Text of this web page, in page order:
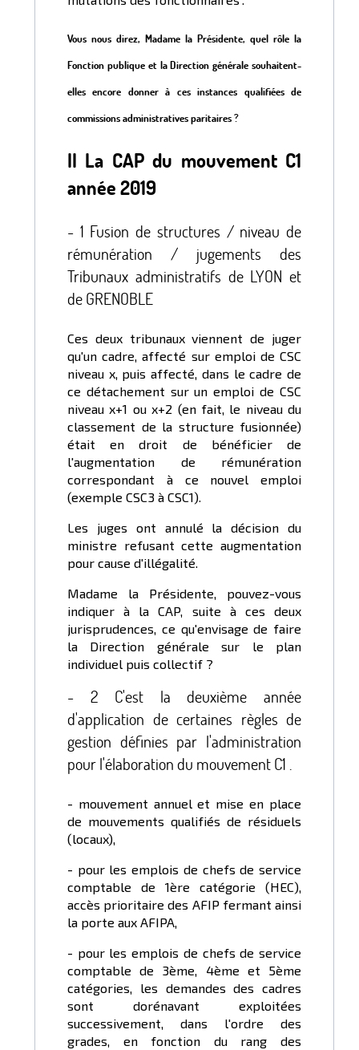
Vous nous direz, Madame la Présidente, quel rôle la
Fonction publique et la Direction générale souhaitent-
elles encore donner à ces instances qualifiées de
commissions administratives paritaires ?
II La CAP du mouvement C1
année 2019
- 1 Fusion de structures / niveau de
rémunération / jugements des
Tribunaux administratifs de LYON et
de GRENOBLE
Ces deux tribunaux viennent de juger
qu'un cadre, affecté sur emploi de CSC
niveau x, puis affecté, dans le cadre de
ce détachement sur un emploi de CSC
niveau x+1 ou x+2 (en fait, le niveau du
classement de la structure fusionnée)
était en droit de bénéficier de
l'augmentation de rémunération
correspondant à ce nouvel emploi
(exemple CSC3 à CSC1).
Les juges ont annulé la décision du
ministre refusant cette augmentation
pour cause d'illégalité.
Madame la Présidente, pouvez-vous
indiquer à la CAP, suite à ces deux
jurisprudences, ce qu'envisage de faire
la Direction générale sur le plan
individuel puis collectif ?
- 2 C'est la deuxième année
d'application de certaines règles de
gestion définies par l'administration
pour l'élaboration du mouvement C1 .
- mouvement annuel et mise en place
de mouvements qualifiés de résiduels
(locaux),
- pour les emplois de chefs de service
comptable de 1ère catégorie (HEC),
accès prioritaire des AFIP fermant ainsi
la porte aux AFIPA,
- pour les emplois de chefs de service
comptable de 3ème, 4ème et 5ème
catégories, les demandes des cadres
sont dorénavant exploitées
successivement, dans l'ordre des
grades, en fonction du rang des